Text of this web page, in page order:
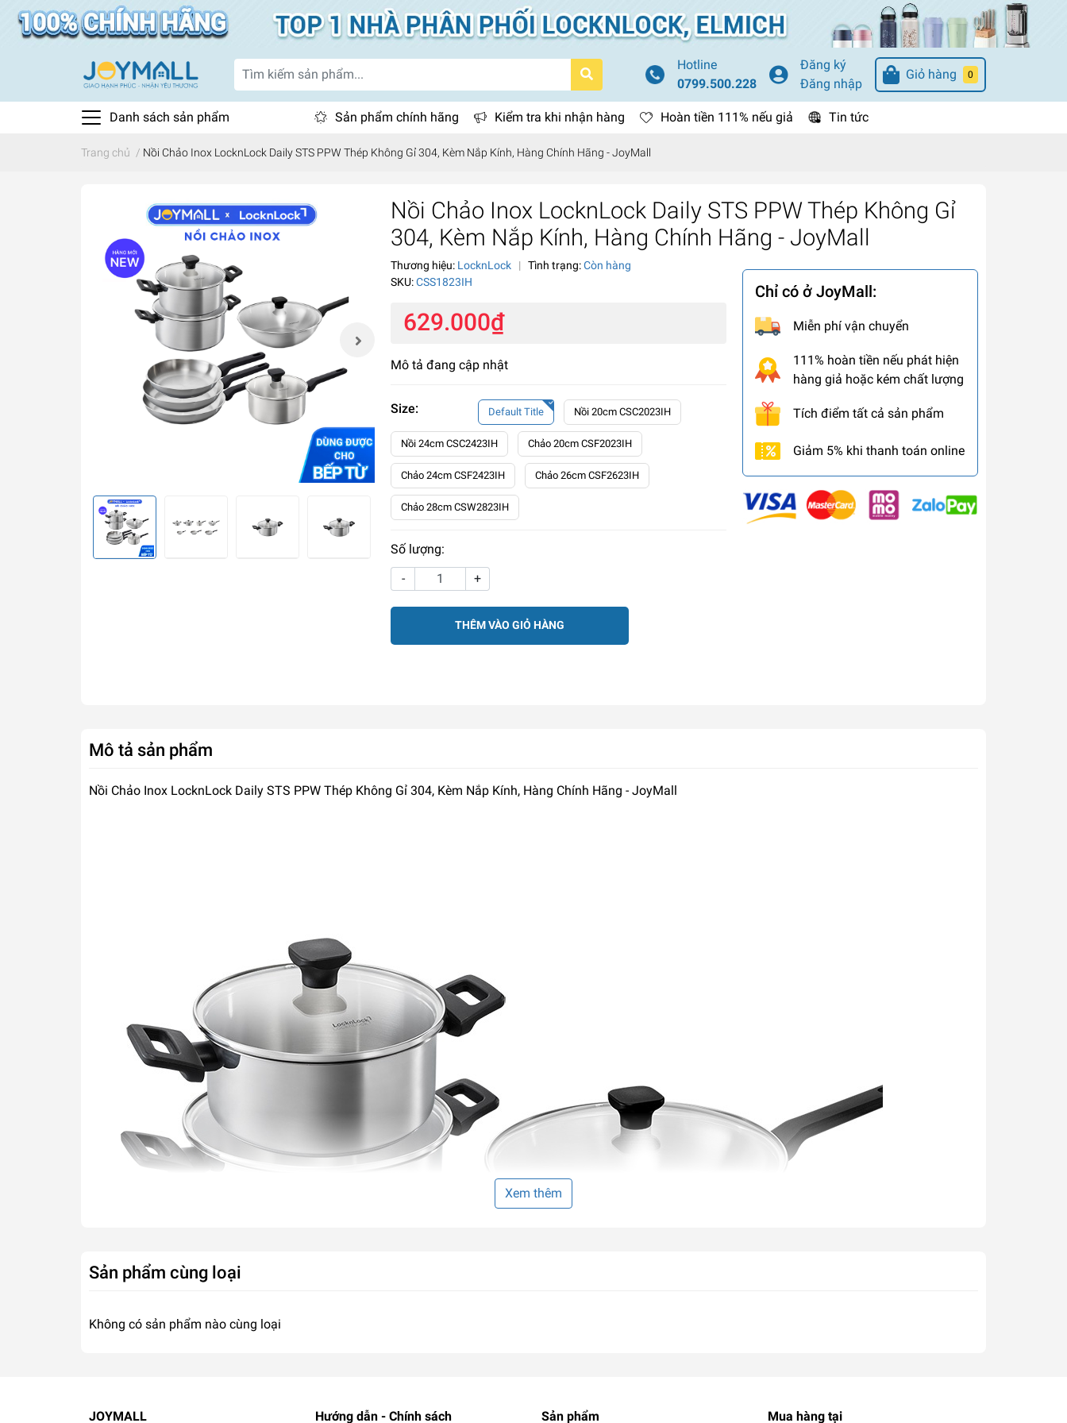
Hotline
0799.500.228
Đăng ký
Đăng nhập
Giỏ hàng 0
Danh sách sản phẩm Sản phẩm chính hãng Kiểm tra khi nhận hàng Hoàn tiền 111% nếu giả Tin tức
Trang chủ / Nồi Chảo Inox LocknLock Daily STS PPW Thép Không Gỉ 304, Kèm Nắp Kính, Hàng Chính Hãng - JoyMall
Nồi Chảo Inox LocknLock Daily STS PPW Thép Không Gỉ
304, Kèm Nắp Kính, Hàng Chính Hãng - JoyMall
Thương hiệu: LocknLock | Tình trạng:Còn hàng
SKU:CSS1823IH
629.000₫
Mô tả đang cập nhật
Size: Default Title Nồi 20cm CSC2023IH
Nồi 24cm CSC2423IH Chảo 20cm CSF2023IH
Chảo 24cm CSF2423IH Chảo 26cm CSF2623IH
Chảo 28cm CSW2823IH
Số lượng:
-
+
THÊM VÀO GIỎ HÀNG
Chỉ có ở JoyMall:
Miễn phí vận chuyển
111% hoàn tiền nếu phát hiện
hàng giả hoặc kém chất lượng
Tích điểm tất cả sản phẩm
Giảm 5% khi thanh toán online
Mô tả sản phẩm
Nồi Chảo Inox LocknLock Daily STS PPW Thép Không Gỉ 304, Kèm Nắp Kính, Hàng Chính Hãng - JoyMall
Xem thêm
Sản phẩm cùng loại
Không có sản phẩm nào cùng loại
JOYMALL Hướng dẫn - Chính sách Sản phẩm Mua hàng tại